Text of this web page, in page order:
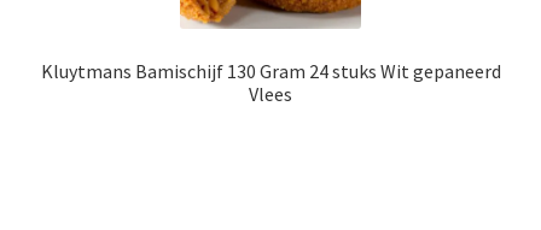
Kluytmans Bamischijf 130 Gram 24 stuks Wit gepaneerd
Vlees